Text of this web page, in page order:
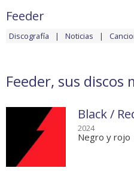
Feeder
Discografía Noticias
Feeder, sus discos
Black /
2024
Negro y rojo